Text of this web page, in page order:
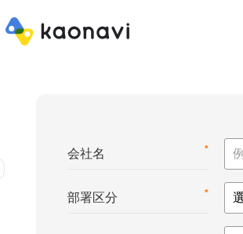
*
会社名
*
部署区分